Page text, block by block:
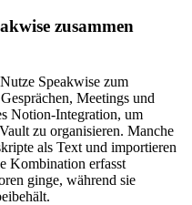
zusammen
Speakwise zum
Meetings und
Notion-Integration, um
zu organisieren. Manche
als Text und importieren
Kombination erfasst
ginge, während sie